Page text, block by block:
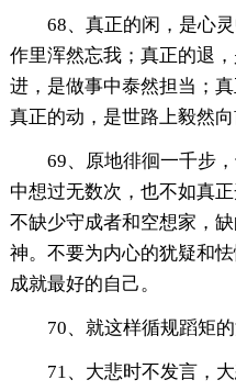
68、真正的闲，是心
作里浑然忘我；真正的退
进，是做事中泰然担当；
真正的动，是世路上毅然向
69、原地徘徊一千步
中想过无数次，也不如真
不缺少守成者和空想家，
神。不要为内心的犹疑和
成就最好的自己。
70、就这样循规蹈矩
71、大悲时不发言，